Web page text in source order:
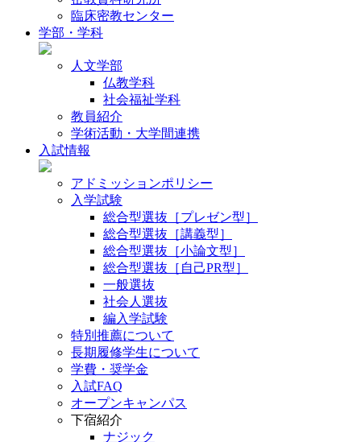
臨床密教センター
学部・学科
人文学部
仏教学科
社会福祉学科
教員紹介
学術活動・大学間連携
入試情報
アドミッションポリシー
入学試験
総合型選抜［プレゼン型］
総合型選抜［講義型］
総合型選抜［小論文型］
総合型選抜［自己PR型］
一般選抜
社会人選抜
編入学試験
特別推薦について
長期履修学生について
学費・奨学金
入試FAQ
オープンキャンパス
下宿紹介
ナジック